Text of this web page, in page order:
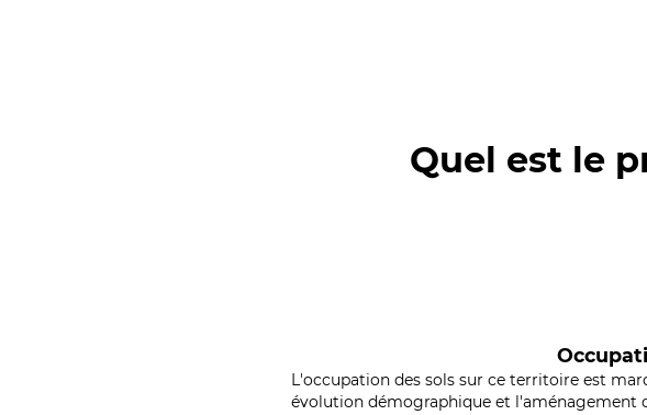
Quel est le
L'occupation des sols sur ce territoire est
évolution démographique et l'aménagement